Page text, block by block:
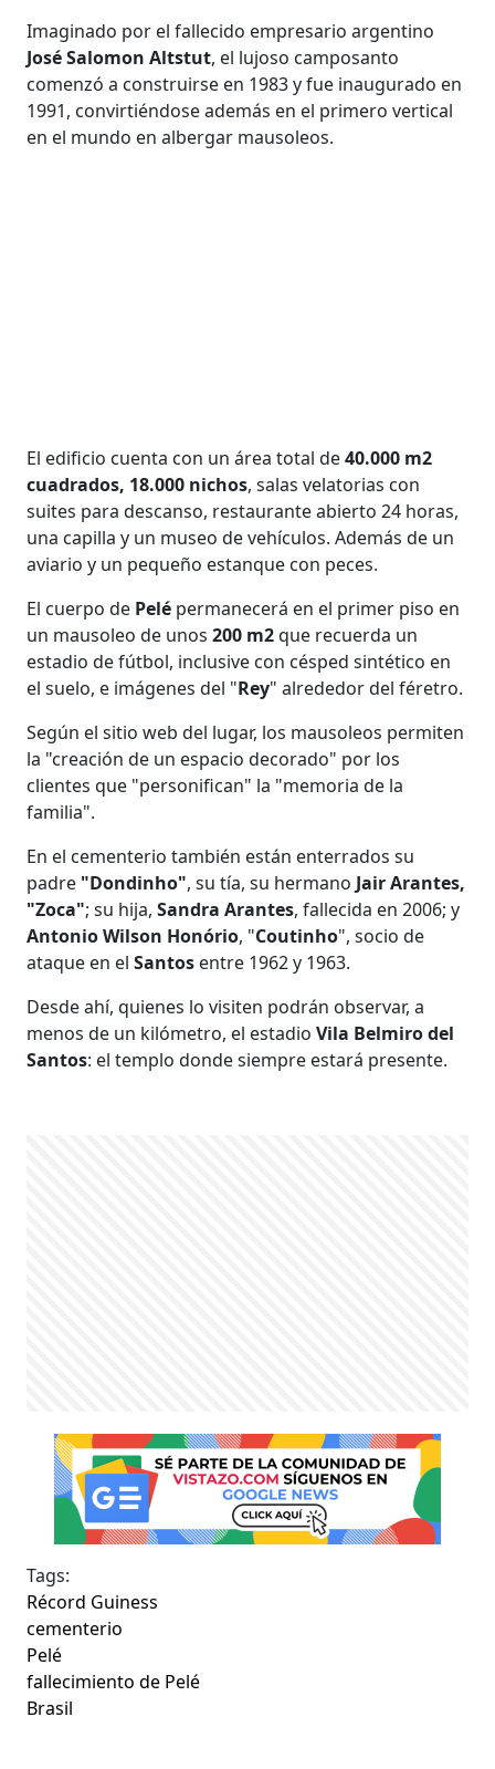
Imaginado por el fallecido empresario argentino
José Salomon Altstut, el lujoso camposanto
comenzó a construirse en 1983 y fue inaugurado en
1991, convirtiéndose además en el primero vertical
en el mundo en albergar mausoleos.
El edificio cuenta con un área total de40.000 m2
cuadrados, 18.000 nichos, salas velatorias con
suites para descanso, restaurante abierto 24 horas,
una capilla y un museo de vehículos. Además de un
aviario y un pequeño estanque con peces.
El cuerpo de Pelé permanecerá en el primer piso en
un mausoleo de unos200 m2que recuerda un
estadio de fútbol, inclusive con césped sintético en
el suelo, e imágenes del "Rey" alrededor del féretro.
Según el sitio web del lugar, los mausoleos permiten
la "creación de un espacio decorado" por los
clientes que "personifican" la "memoria de la
familia".
En el cementerio también están enterrados su
padre "Dondinho", su tía, su hermano Jair Arantes,
"Zoca"; su hija,Sandra Arantes, fallecida en 2006; y
Antonio Wilson Honório, "Coutinho", socio de
ataque en elSantos entre 1962 y 1963.
Desde ahí, quienes lo visiten podrán observar, a
menos de un kilómetro, el estadioVila Belmiro del
Santos: el templo donde siempre estará presente.
Tags:
Récord Guiness
cementerio
Pelé
fallecimiento de Pelé
Brasil